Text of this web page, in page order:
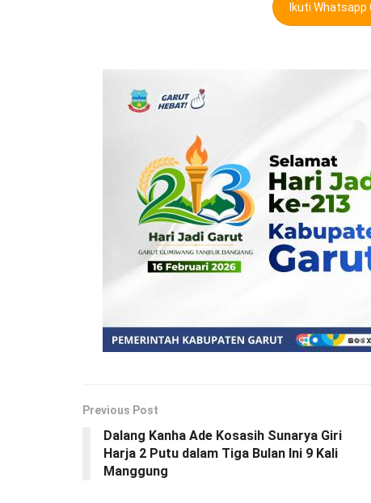
Ikuti
Previous Post
Dalang Kanha Ade Kosasih Sunarya Giri
Harja 2 Putu dalam Tiga Bulan Ini 9 Kali
Manggung